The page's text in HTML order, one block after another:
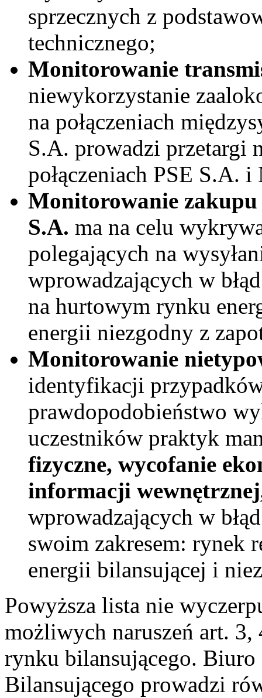
sprzecznych z
technicznego;
Monitorowanie
niewykorzystanie
na połączeniach
S.A. prowadzi przetargi
połączeniach PSE S.A.
Monitorowanie zakupu
S.A. ma na celu
polegających na
wprowadzających w
na hurtowym rynku
energii niezgodny z
Monitorowanie
identyfikacji
prawdopodobieństwo
uczestników praktyk
fizyczne, wycofanie
informacji
wprowadzających w błąd
swoim zakresem: rynek
energii bilansującej i
Powyższa lista nie
możliwych naruszeń art.
rynku bilansującego.
Bilansującego prowadzi